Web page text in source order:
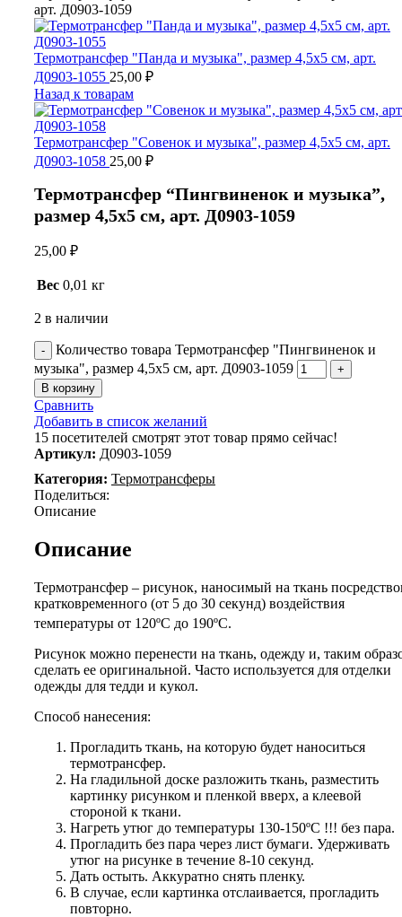
арт. Д0903-1059
Термотрансфер "Панда и музыка", размер 4,5х5 см, арт.
Д0903-1055 25,00 ₽
Назад к товарам
Термотрансфер "Совенок и музыка", размер 4,5х5 см, арт.
Д0903-1058 25,00 ₽
Термотрансфер “Пингвиненок и музыка”,
размер 4,5х5 см, арт. Д0903-1059
25,00 ₽
Вес 0,01 кг
2 в наличии
Количество товара Термотрансфер "Пингвиненок и
музыка", размер 4,5х5 см, арт. Д0903-1059
В корзину
Сравнить
Добавить в список желаний
15 посетителей смотрят этот товар прямо сейчас!
Артикул: Д0903-1059
Категория: Термотрансферы
Поделиться:
Описание
Описание
Термотрансфер – рисунок, наносимый на ткань
кратковременного (от 5 до 30 секунд) воздействия
температуры от 120ºС до 190ºС.
Рисунок можно перенести на ткань, одежду и, таким
сделать ее оригинальной. Часто используется для отделки
одежды для тедди и кукол.
Способ нанесения:
Прогладить ткань, на которую будет наноситься
термотрансфер.
На гладильной доске разложить ткань, разместить
картинку рисунком и пленкой вверх, а клеевой
стороной к ткани.
Нагреть утюг до температуры 130-150ºС !!! без пара.
Прогладить без пара через лист бумаги. Удерживать
утюг на рисунке в течение 8-10 секунд.
Дать остыть. Аккуратно снять пленку.
В случае, если картинка отслаивается, прогладить
повторно.